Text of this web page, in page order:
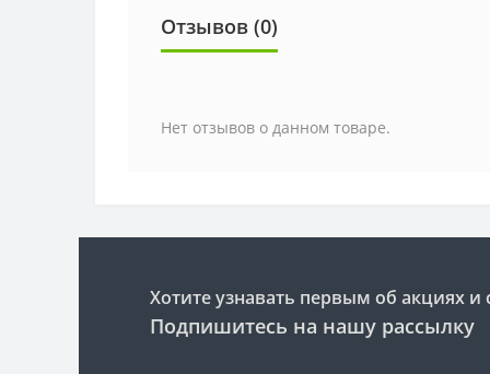
Отзывов (0)
Нет отзывов о данном товаре.
Хотите узнавать первым об акциях и
Подпишитесь на нашу рассылку